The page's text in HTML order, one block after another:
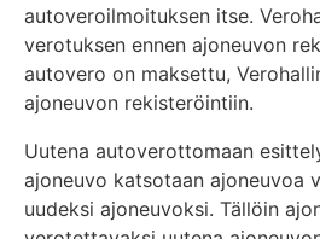
autoveroilmoituksen itse.
verotuksen ennen ajoneuvon
autovero on maksettu,
ajoneuvon rekisteröintiin.
Uutena autoverottomaan
ajoneuvo katsotaan ajoneuvoa
uudeksi ajoneuvoksi. Tällöin